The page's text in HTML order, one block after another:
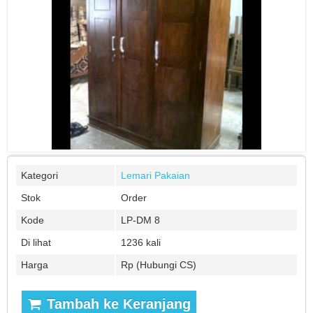
Kategori
Lemari Pakaian
Stok
Order
Kode
LP-DM 8
Di lihat
1236 kali
Harga
Rp (Hubungi CS)
Tambah ke Keranjang